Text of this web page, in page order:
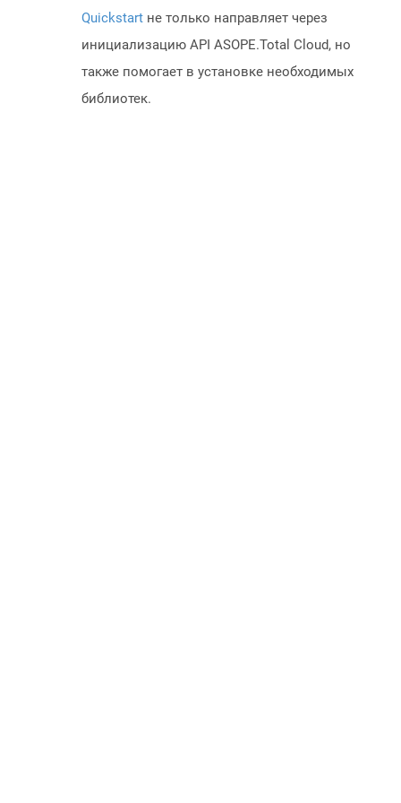
Quickstart не только направляет через
инициализацию API ASOPE.Total Cloud, но
также помогает в установке необходимых
библиотек.